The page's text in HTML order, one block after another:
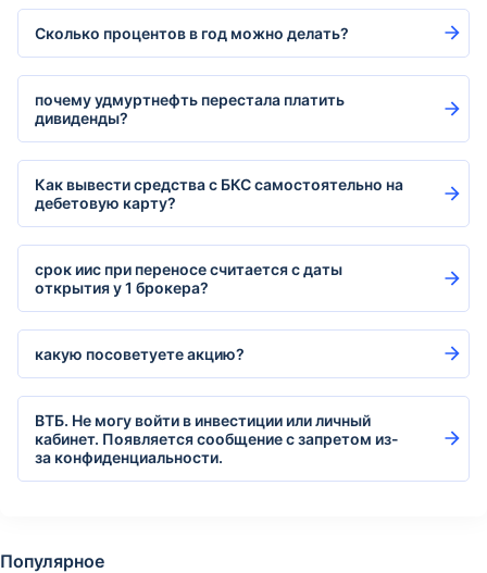
Сколько процентов в год можно делать?
почему удмуртнефть перестала платить
дивиденды?
Как вывести средства с БКС самостоятельно на
дебетовую карту?
срок иис при переносе считается с даты
открытия у 1 брокера?
какую посоветуете акцию?
ВТБ. Не могу войти в инвестиции или личный
кабинет. Появляется сообщение с запретом из-
за конфиденциальности.
Популярное